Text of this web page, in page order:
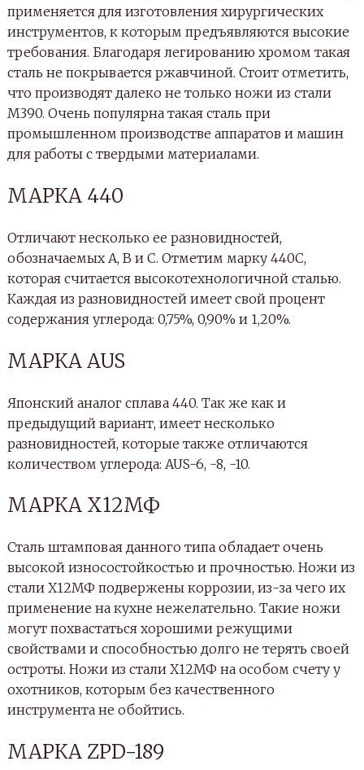
применяется для изготовления хирургических
инструментов, к которым предъявляются высокие
требования. Благодаря легированию хромом такая
сталь не покрывается ржавчиной. Стоит отметить,
что производят далеко не только ножи из стали
М390. Очень популярна такая сталь при
промышленном производстве аппаратов и машин
для работы с твердыми материалами.
МАРКА 440
Отличают несколько ее разновидностей,
обозначаемых А, В и С. Отметим марку 440С,
которая считается высокотехнологичной сталью.
Каждая из разновидностей имеет свой процент
содержания углерода: 0,75%, 0,90% и 1,20%.
МАРКА AUS
Японский аналог сплава 440. Так же как и
предыдущий вариант, имеет несколько
разновидностей, которые также отличаются
количеством углерода: AUS-6, -8, -10.
МАРКА Х12МФ
Сталь штамповая данного типа обладает очень
высокой износостойкостью и прочностью. Ножи из
стали Х12МФ подвержены коррозии, из-за чего их
применение на кухне нежелательно. Такие ножи
могут похвастаться хорошими режущими
свойствами и способностью долго не терять своей
остроты. Ножи из стали Х12МФ на особом счету у
охотников, которым без качественного
инструмента не обойтись.
МАРКА ZPD-189